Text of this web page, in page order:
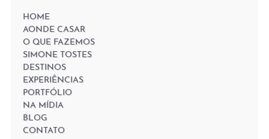
HOME
AONDE CASAR
O QUE FAZEMOS
SIMONE TOSTES
DESTINOS
EXPERIÊNCIAS
PORTFÓLIO
NA MÍDIA
BLOG
CONTATO